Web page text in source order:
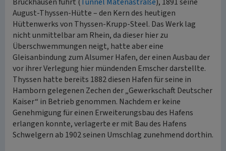
August-Thyssen-Hütte – den Kern des heutigen
Hüttenwerks von Thyssen-Krupp-Steel. Das Werk lag
nicht unmittelbar am Rhein, da dieser hier zu
Überschwemmungen neigt, hatte aber eine
Gleisanbindung zum Alsumer Hafen, der einen Ausbau der
vor ihrer Verlegung hier mündenden Emscher darstellte.
Thyssen hatte bereits 1882 diesen Hafen für seine in
Hamborn gelegenen Zechen der „Gewerkschaft Deutscher
Kaiser“ in Betrieb genommen. Nachdem er keine
Genehmigung für einen Erweiterungsbau des Hafens
erlangen konnte, verlagerte er mit Bau des Hafens
Schwelgern ab 1902 seinen Umschlag zunehmend dorthin.